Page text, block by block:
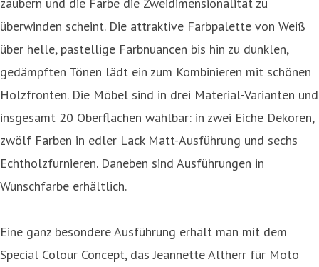
zaubern und die Farbe die Zweidimensionalität zu
überwinden scheint. Die attraktive Farbpalette von Weiß
über helle, pastellige Farbnuancen bis hin zu dunklen,
gedämpften Tönen lädt ein zum Kombinieren mit schönen
Holzfronten. Die Möbel sind in drei Material-Varianten und
insgesamt 20 Oberflächen wählbar: in zwei Eiche Dekoren,
zwölf Farben in edler Lack Matt-Ausführung und sechs
Echtholzfurnieren. Daneben sind Ausführungen in
Wunschfarbe erhältlich.
Eine ganz besondere Ausführung erhält man mit dem
Special Colour Concept, das Jeannette Altherr für Moto